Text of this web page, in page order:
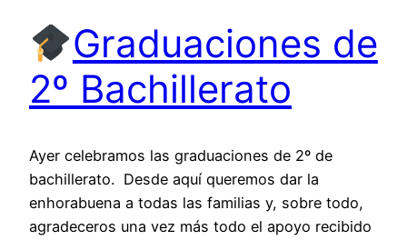
Graduaciones de
2º Bachillerato
Ayer celebramos las graduaciones de 2º de
bachillerato. Desde aquí queremos dar la
enhorabuena a todas las familias y, sobre todo,
agradeceros una vez más todo el apoyo recibido